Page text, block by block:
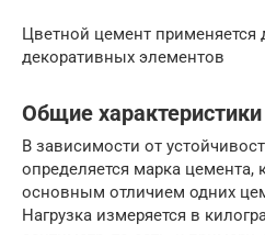
Цветной цемент применяется
декоративных элементов
Общие
В зависимости от
определяется марка цемента,
основным отличием одних
Нагрузка измеряется в